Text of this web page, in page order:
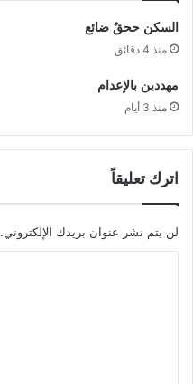
السكن ححقٌ ضائع
منذ 4 دقائق
مهددين بالإعدام
منذ 3 أيام
اترك تعليقاً
لن يتم نشر عنوان بريدك الإلكتروني.